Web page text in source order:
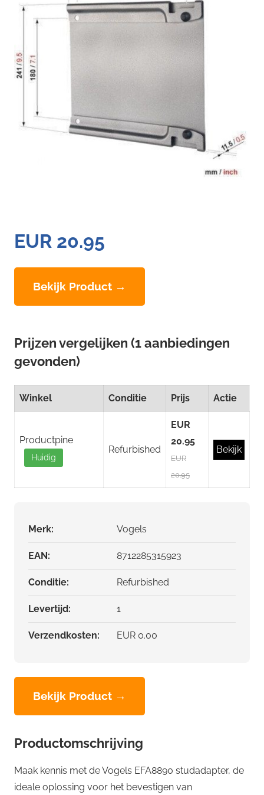
EUR 20.95
Bekijk Product →
Prijzen vergelijken (1 aanbiedingen
gevonden)
Winkel Conditie Prijs Actie
Productpine
Huidig
Refurbished
EUR
20.95
EUR
20.95
Bekijk
Merk: Vogels
EAN: 8712285315923
Conditie: Refurbished
Levertijd: 1
Verzendkosten: EUR 0.00
Bekijk Product →
Productomschrijving
Maak kennis met de Vogels EFA8890 studadapter, de
ideale oplossing voor het bevestigen van